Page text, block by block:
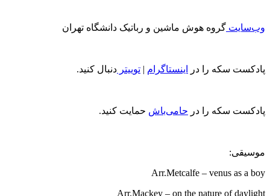
وب‌سایت گروه هوش ماشین و رباتیک دانشگاه تهران
پادکست سکه را در اینستاگرام | توییتر دنبال کنید.
پادکست سکه را در حامی‌باش حمایت کنید.
موسیقی:
Arr.Metcalfe – venus as a boy
Arr.Mackey – on the nature of daylight